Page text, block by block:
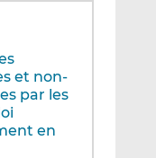
et non-
par les
en